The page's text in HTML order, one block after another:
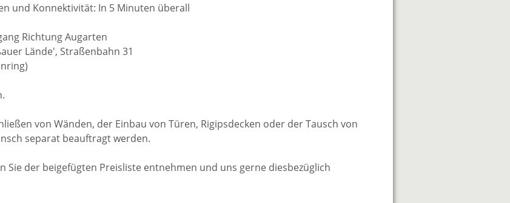
und Konnektivität: In 5 Minuten überall
Richtung Augarten
Lände', Straßenbahn 31
von Wänden, der Einbau von Türen, Rigipsdecken oder der Tausch von
separat beauftragt werden.
Sie der beigefügten Preisliste entnehmen und uns gerne diesbezüglich